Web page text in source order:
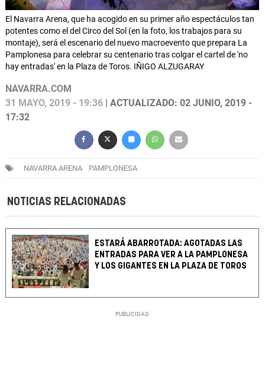
El Navarra Arena, que ha acogido en su primer año espectáculos tan
potentes como el del Circo del Sol (en la foto, los trabajos para su
montaje), será el escenario del nuevo macroevento que prepara La
Pamplonesa para celebrar su centenario tras colgar el cartel de 'no
hay entradas' en la Plaza de Toros. IÑIGO ALZUGARAY
NAVARRA.COM
31 MAYO, 2019 - 19:36 | ACTUALIZADO: 02 JUNIO, 2019 -
17:32
NAVARRA ARENA PAMPLONESA
NOTICIAS RELACIONADAS
ESTARÁ ABARROTADA: AGOTADAS LAS
ENTRADAS PARA VER A LA PAMPLONESA
Y LOS GIGANTES EN LA PLAZA DE TOROS